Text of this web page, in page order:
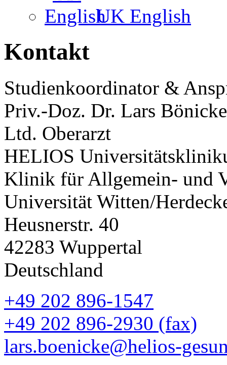
UK English
Kontakt
Studienkoordinator &
Priv.-Doz. Dr. Lars Bönicke
Ltd. Oberarzt
HELIOS
Klinik für Allgemein- und
Universität Witten/
Heusnerstr. 40
42283 Wuppertal
Deutschland
+49 202 896-1547
+49 202 896-2930 (fax)
lars.boenicke@helios-